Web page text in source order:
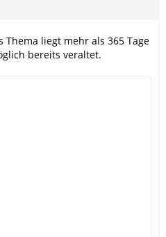
liegt mehr als 365 Tage
bereits veraltet.